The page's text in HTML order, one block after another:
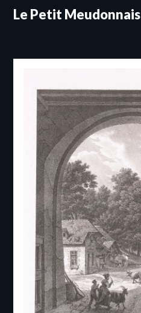
SkipLe Petit Meudonnais